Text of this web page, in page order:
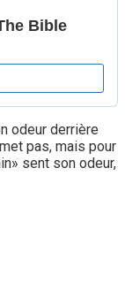
odeur derrière
pas, mais pour
sent son odeur,